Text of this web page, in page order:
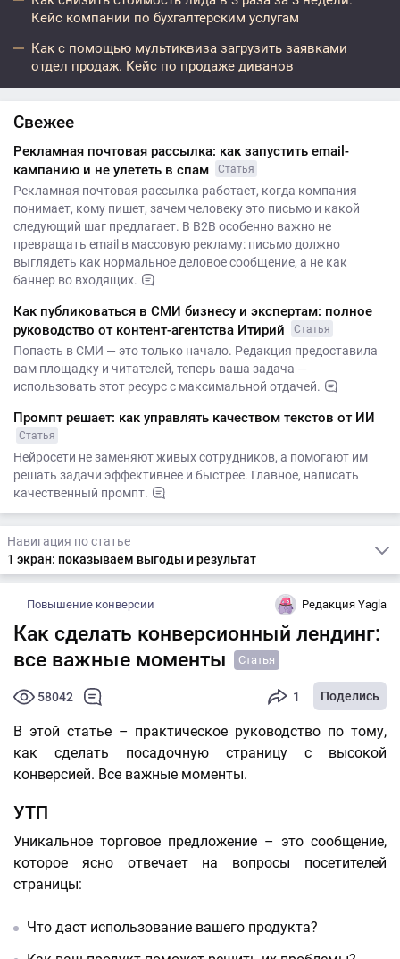
Кейс компании по бухгалтерским услугам
Как с помощью мультиквиза загрузить заявками
отдел продаж. Кейс по продаже диванов
Свежее
Рекламная почтовая рассылка: как запустить email-
кампанию и не улететь в спам
Статья
Рекламная почтовая рассылка работает, когда компания
понимает, кому пишет, зачем человеку это письмо и какой
следующий шаг предлагает. В B2B особенно важно не
превращать email в массовую рекламу: письмо должно
выглядеть как нормальное деловое сообщение, а не как
баннер во входящих.
Как публиковаться в СМИ бизнесу и экспертам: полное
руководство от контент-агентства Итирий
Статья
Попасть в СМИ — это только начало. Редакция предоставила
вам площадку и читателей, теперь ваша задача —
использовать этот ресурс с максимальной отдачей.
Промпт решает: как управлять качеством текстов от ИИ
Статья
Нейросети не заменяют живых сотрудников, а помогают им
решать задачи эффективнее и быстрее. Главное, написать
качественный промпт.
Навигация по статье
1 экран: показываем выгоды и результат
Повышение конверсии Редакция Yagla
Как сделать конверсионный лендинг:
все важные моменты
Статья
58042 1 Поделись
В этой статье – практическое руководство по тому,
как сделать посадочную страницу с высокой
конверсией. Все важные моменты.
УТП
Уникальное торговое предложение – это сообщение,
которое ясно отвечает на вопросы посетителей
страницы:
Что даст использование вашего продукта?